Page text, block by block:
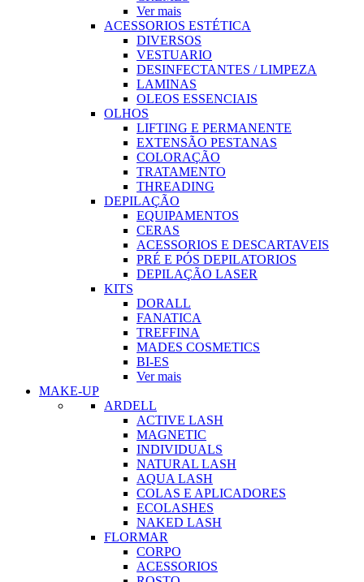
Ver mais
ACESSORIOS ESTÉTICA
DIVERSOS
VESTUARIO
DESINFECTANTES / LIMPEZA
LAMINAS
OLEOS ESSENCIAIS
OLHOS
LIFTING E PERMANENTE
EXTENSÃO PESTANAS
COLORAÇÃO
TRATAMENTO
THREADING
DEPILAÇÃO
EQUIPAMENTOS
CERAS
ACESSORIOS E DESCARTAVEIS
PRÉ E PÓS DEPILATORIOS
DEPILAÇÃO LASER
KITS
DORALL
FANATICA
TREFFINA
MADES COSMETICS
BI-ES
Ver mais
MAKE-UP
ARDELL
ACTIVE LASH
MAGNETIC
INDIVIDUALS
NATURAL LASH
AQUA LASH
COLAS E APLICADORES
ECOLASHES
NAKED LASH
FLORMAR
CORPO
ACESSORIOS